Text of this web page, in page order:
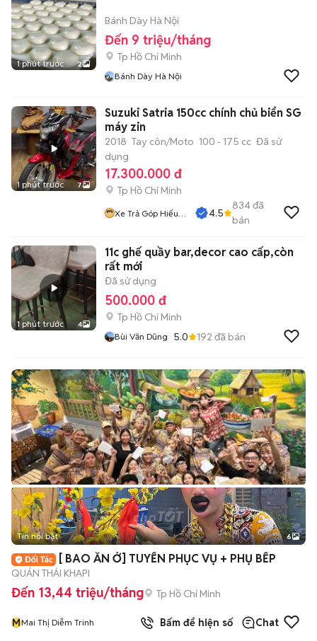
1 phút trước 2
Bánh Dày Hà Nội
Đến 9 triệu/tháng
Tp Hồ Chí Minh
Bánh Dày Hà Nội
1 phút trước 7
Suzuki Satria 150cc chính chủ biển SG
máy zin
2018 Tay côn/Moto 100 - 175 cc Đã sử
dụng
17.300.000 đ
Tp Hồ Chí Minh
Xe Trả Góp Hiếu
4.5
834đã
bán
1 phút trước 4
11c ghế quầy bar,decor cao cấp,còn
rất mới
Đã sử dụng
500.000 đ
Tp Hồ Chí Minh
Bùi Văn Dũng 5.0 192 đã bán
+2
Tin nổi bật 6
[ BAO ĂN Ở] TUYỂN PHỤC VỤ + PHỤ BẾP
QUÁN THÁI KHAPI
Đến 13,44 triệu/tháng Tp Hồ Chí Minh
MMai Thị Diễm Trinh Bấm để hiện số Chat